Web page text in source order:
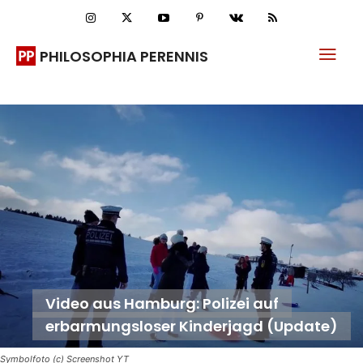
PHILOSOPHIA PERENNIS
Symbolfoto (c) Screenshot YT
Video aus Hamburg: Polizei auf
erbarmungsloser Kinderjagd (Update)